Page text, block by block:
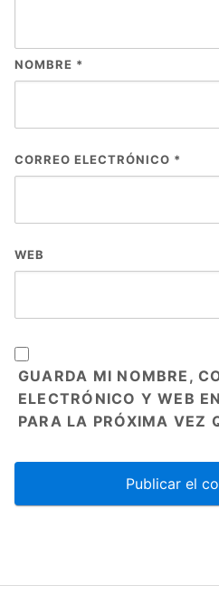
NOMBRE *
CORREO ELECTRÓNICO *
WEB
GUARDA MI NOMBRE,
ELECTRÓNICO Y WEB
PARA LA PRÓXIMA VEZ